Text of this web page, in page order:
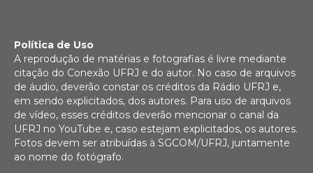
Política de Uso
A reprodução de matérias e fotografias é livre mediante
citação do Conexão UFRJ e do autor. No caso de arquivos
de áudio, deverão constar os créditos da Rádio UFRJ e,
em sendo explicitados, dos autores. Para uso de arquivos
de vídeo, esses créditos deverão mencionar o canal da
UFRJ no YouTube e, caso estejam explicitados, os autores.
Fotos devem ser atribuídas à SGCOM/UFRJ, juntamente
ao nome do fotógrafo.